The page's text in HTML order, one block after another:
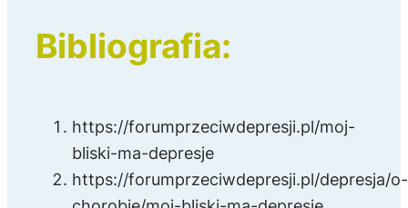
Bibliografia:
https://forumprzeciwdepresji.pl/moj-
bliski-ma-depresje
https://forumprzeciwdepresji.pl/depresja/o-